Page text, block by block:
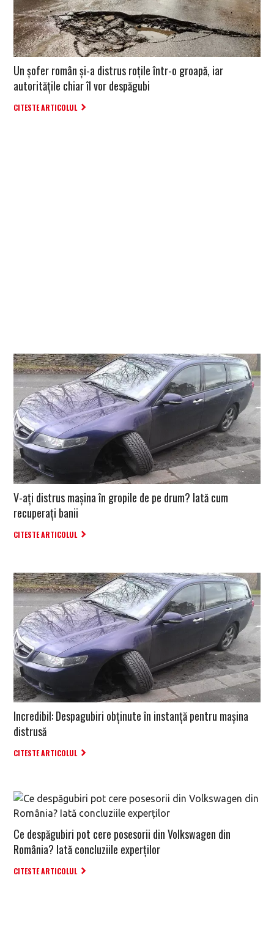
Un șofer român și-a distrus roțile într-o groapă, iar
autoritățile chiar îl vor despăgubi
CITESTE ARTICOLUL
V-ați distrus mașina în gropile de pe drum? Iată cum
recuperați banii
CITESTE ARTICOLUL
Incredibil: Despagubiri obținute în instanță pentru mașina
distrusă
CITESTE ARTICOLUL
Ce despăgubiri pot cere posesorii din Volkswagen din
România? Iată concluziile experților
CITESTE ARTICOLUL